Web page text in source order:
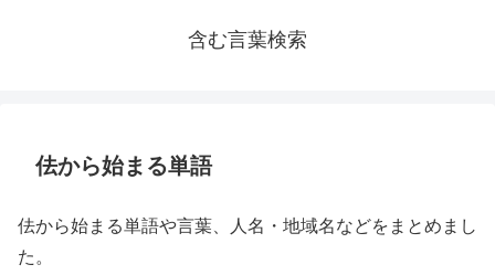
含む言葉検索
佉から始まる単語
佉から始まる単語や言葉、人名・地域名などをまとめまし
た。